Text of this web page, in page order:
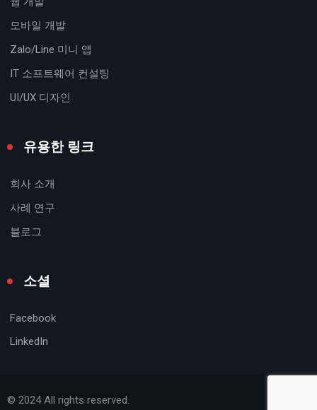
모바일 개발
Zalo/Line 미니 앱
IT 소프트웨어 컨설팅
UI/UX 디자인
유용한 링크
회사 소개
사례 연구
블로그
소셜
Facebook
LinkedIn
© 2024 All rights reserved.​